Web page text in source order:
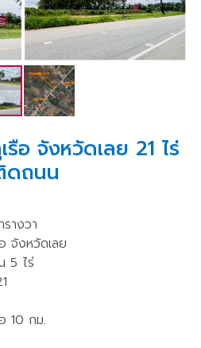
อ จังหวัดเลย 21 ไร่
ดถนน
างวา
จังหวัดเลย
5 ไร่
10 กม.